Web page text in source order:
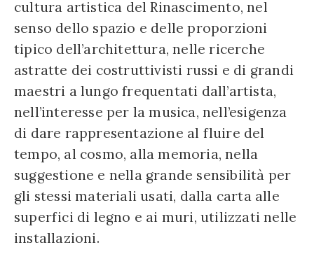
cultura artistica del Rinascimento, nel
senso dello spazio e delle proporzioni
tipico dell’architettura, nelle ricerche
astratte dei costruttivisti russi e di grandi
maestri a lungo frequentati dall’artista,
nell’interesse per la musica, nell’esigenza
di dare rappresentazione al fluire del
tempo, al cosmo, alla memoria, nella
suggestione e nella grande sensibilità per
gli stessi materiali usati, dalla carta alle
superfici di legno e ai muri, utilizzati nelle
installazioni.